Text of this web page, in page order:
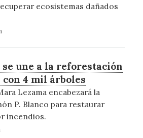
ecosistemas dañados
se une a la reforestación
con 4 mil árboles
Lezama encabezará la
P. Blanco para restaurar
incendios.